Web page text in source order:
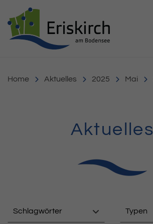
Home Aktuelles 2025 Mai
Aktuelles
Schlagwörter Typen